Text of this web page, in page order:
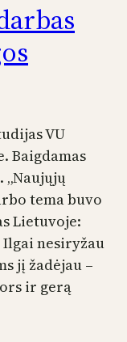
VU
Baigdamas
tema buvo
Lietuvoje:
nesiryžau
jį žadėjau –
ir gerą